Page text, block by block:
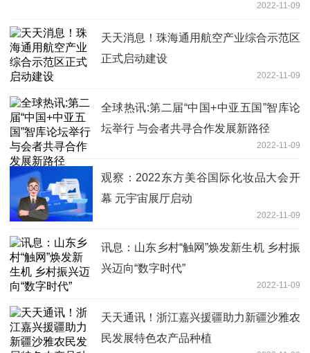
2022-11-09
天天消息！珠海通用航空产业综合示范区
正式启动建设
2022-11-09
全球热讯:第二届“中国+中亚五国”智库论
坛举行 与会者共寻合作发展新路径
2022-11-09
观察：2022东方美谷国际化妆品大会开
幕 元宇宙展厅启动
2022-11-09
讯息：山东乡村“触网”焕发新生机 乡村振
兴迈向“数字时代”
2022-11-09
天天通讯！浙江嘉兴援疆助力新疆沙雅农
民发展特色农产品种植